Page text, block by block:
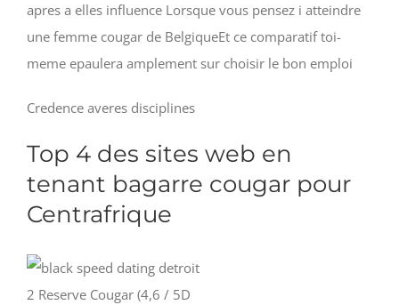
apres a elles influence Lorsque vous pensez i atteindre
une femme cougar de BelgiqueEt ce comparatif toi-
meme epaulera amplement sur choisir le bon emploi
Credence averes disciplines
Top 4 des sites web en
tenant bagarre cougar pour
Centrafrique
2 Reserve Cougar (4,6 / 5D